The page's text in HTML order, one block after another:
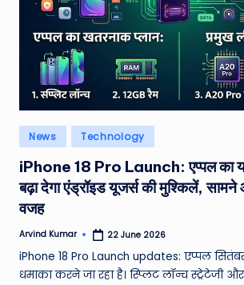
Posted
in
News Technology
iPhone 18 Pro Launch: एप्पल का
बढ़ा देगा एंड्रॉइड यूजर्स की मुश्किलें, सामने
वजह
Posted
Arvind Kumar 22 June 2026
iPhone 18 Pro Launch updates: एप्पल
धमाका करने जा रहा है। स्प्लिट लॉन्च स्ट्रेटेजी